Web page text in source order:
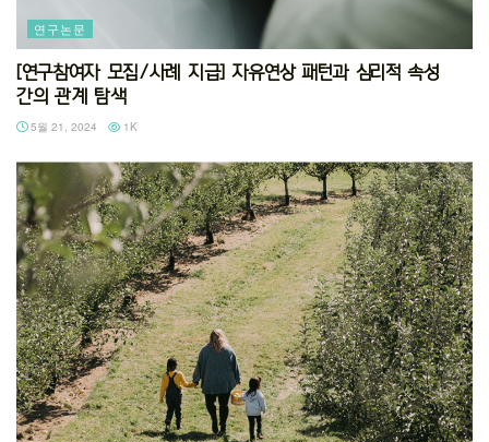
연구논문
[연구참여자 모집/사례 지급] 자유연상 패턴과 심리적 속성
간의 관계 탐색
5월 21, 2024 1K